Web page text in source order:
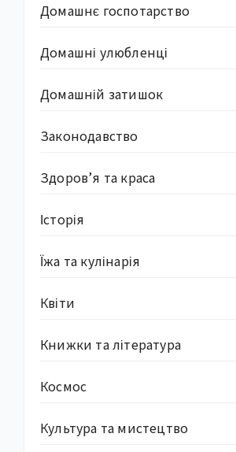
Домашнє госпотарство
Домашні улюбленці
Домашній затишок
Законодавство
Здоров’я та краса
Історія
Їжа та кулінарія
Квіти
Книжки та література
Космос
Культура та мистецтво